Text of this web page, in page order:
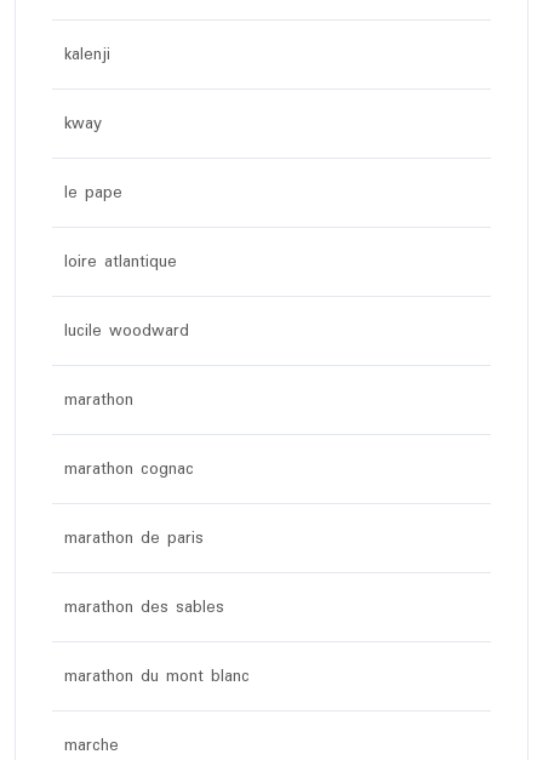
kalenji
kway
le pape
loire atlantique
lucile woodward
marathon
marathon cognac
marathon de paris
marathon des sables
marathon du mont blanc
marche